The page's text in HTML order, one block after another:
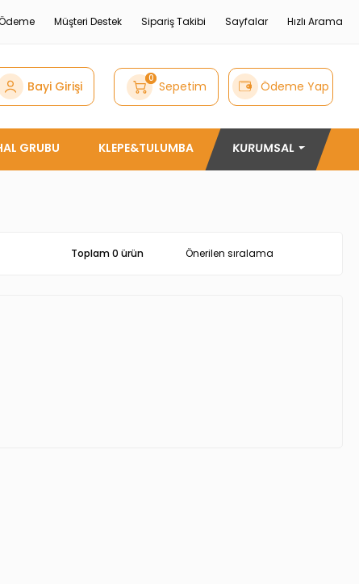
Müşteri Destek Sipariş Takibi Sayfalar Hızlı Arama
Bayi Girişi 0 Sepetim Ödeme Yap
GRUBU KLEPE&TULUMBA KURUMSAL
Toplam 0 ürün